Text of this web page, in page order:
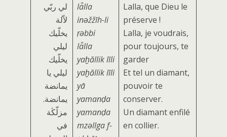
لي ربّي
لاّلة
یخلّیك
لیلي
یخلّیك
لیلي یا
یمانضة
.یمانضة
مزلّڭة
في
lǟlla
inǝžžīh-li
ṛǝbbi
lǟlla
yaḫăllik līli
yaḫăllik līli
yā
yamanḍa
yamanḍa
mzǝllga f-
Lalla, que Dieu le
préserve !
Lalla, je voudrais,
pour toujours, te
garder
Et tel un diamant,
pouvoir te
conserver.
Un diamant enfilé
en collier.